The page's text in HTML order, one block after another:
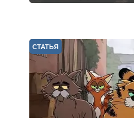
СТАТЬЯ